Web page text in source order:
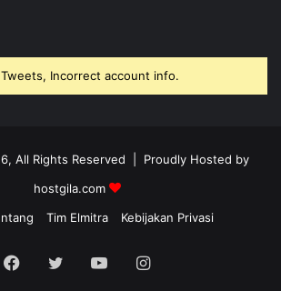
Incorrect account info.
All Rights Reserved | Proudly Hosted by
hostgila.com
Tim Elmitra Kebijakan Privasi
Facebook
TwitterYouTubeInstagram